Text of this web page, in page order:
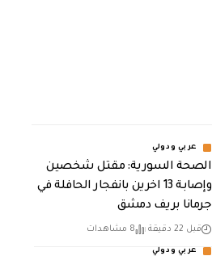
عربي ودولي
الصحة السورية: مقتل شخصين
وإصابة 13 اخرين بانفجار الحافلة في
جرمانا بريف دمشق
قبل 22 دقيقة 8 مشاهدات
عربي ودولي